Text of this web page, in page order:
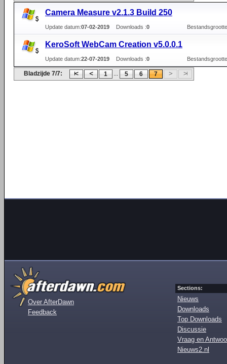
Camera Measure v2.1.3 Build 250
Update datum:07-02-2019 Downloads :0
KeroSoft WebCam Creation v5.0.0.1
Update datum:22-07-2019 Downloads :0
Bladzijde 7/7: 1 ... 5 6 7
Over AfterDawn
Feedback
Sections:
Nieuws
Downloads
Top Downloads
Discussie
Vraag en
Nieuws2.nl